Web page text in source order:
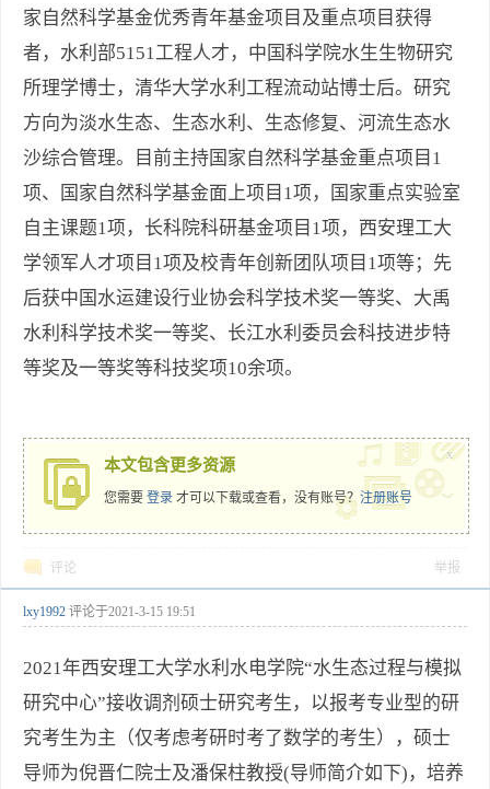
家自然科学基金优秀青年基金项目及重点项目获得
者，水利部5151工程人才，中国科学院水生生物研究
所理学博士，清华大学水利工程流动站博士后。研究
方向为淡水生态、生态水利、生态修复、河流生态水
沙综合管理。目前主持国家自然科学基金重点项目1
项、国家自然科学基金面上项目1项，国家重点实验室
自主课题1项，长科院科研基金项目1项，西安理工大
学领军人才项目1项及校青年创新团队项目1项等；先
后获中国水运建设行业协会科学技术奖一等奖、大禹
水利科学技术奖一等奖、长江水利委员会科技进步特
等奖及一等奖等科技奖项10余项。
本文包含更多资源
您需要 登录 才可以下载或查看，没有账号？ 注册账号
x
评论 举报
lxy1992 评论于2021-3-15 19:51
2021年西安理工大学水利水电学院“水生态过程与模拟
研究中心”接收调剂硕士研究考生，以报考专业型的研
究考生为主（仅考虑考研时考了数学的考生），硕士
导师为倪晋仁院士及潘保柱教授(导师简介如下)，培养